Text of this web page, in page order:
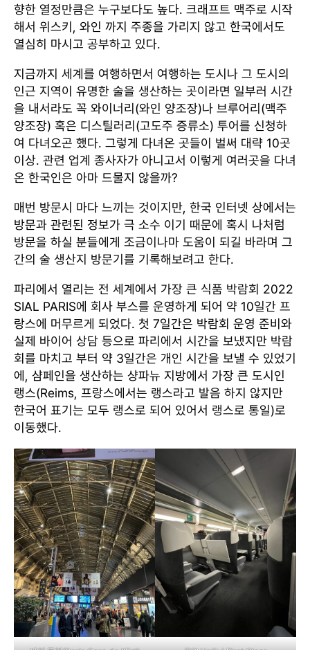
향한 열정만큼은 누구보다도 높다. 크래프트 맥주로 시작
해서 위스키, 와인 까지 주종을 가리지 않고 한국에서도
열심히 마시고 공부하고 있다.
지금까지 세계를 여행하면서 여행하는 도시나 그 도시의
인근 지역이 유명한 술을 생산하는 곳이라면 일부러 시간
을 내서라도 꼭 와이너리(와인 양조장)나 브루어리(맥주
양조장) 혹은 디스틸러리(고도주 증류소) 투어를 신청하
여 다녀오곤 했다. 그렇게 다녀온 곳들이 벌써 대략 10곳
이상. 관련 업계 종사자가 아니고서 이렇게 여러곳을 다녀
온 한국인은 아마 드물지 않을까?
매번 방문시 마다 느끼는 것이지만, 한국 인터넷 상에서는
방문과 관련된 정보가 극 소수 이기 때문에 혹시 나처럼
방문을 하실 분들에게 조금이나마 도움이 되길 바라며 그
간의 술 생산지 방문기를 기록해보려고 한다.
파리에서 열리는 전 세계에서 가장 큰 식품 박람회 2022
SIAL PARIS에 회사 부스를 운영하게 되어 약 10일간 프
랑스에 머무르게 되었다. 첫 7일간은 박람회 운영 준비와
실제 바이어 상담 등으로 파리에서 시간을 보냈지만 박람
회를 마치고 부터 약 3일간은 개인 시간을 보낼 수 있었기
에, 샴페인을 생산하는 샹파뉴 지방에서 가장 큰 도시인
랭스(Reims, 프랑스에서는 랭스라고 발음 하지 않지만
한국어 표기는 모두 랭스로 되어 있어서 랭스로 통일)로
이동했다.